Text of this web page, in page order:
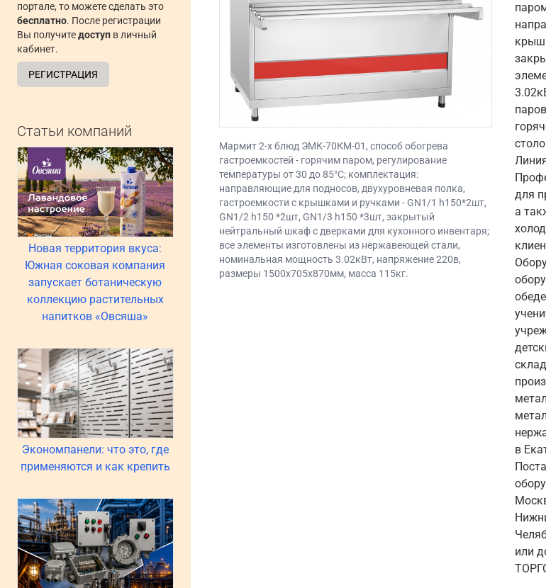
портале, то можете сделать это
бесплатно. После регистрации
Вы получитедоступ в личный
кабинет.
РЕГИСТРАЦИЯ
Статьи компаний
Новая территория вкуса:
Южная соковая компания
запускает ботаническую
коллекцию растительных
напитков «Овсяша»
Экономпанели: что это, где
применяются и как крепить
Мармит 2-х блюд ЭМК-70КМ-01, способ обогрева
гастроемкостей - горячим паром, регулирование
температуры от 30 до 85°С; комплектация:
направляющие для подносов, двухуровневая полка,
гастроемкости с крышками и ручками - GN1/1 h150*2шт,
GN1/2 h150 *2шт, GN1/3 h150 *3шт, закрытый
нейтральный шкаф с дверками для кухонного инвентаря;
все элементы изготовлены из нержавеющей стали,
номинальная мощность 3.02кВт, напряжение 220в,
размеры 1500x705x870мм, масса 115кг.
для
а
в
или